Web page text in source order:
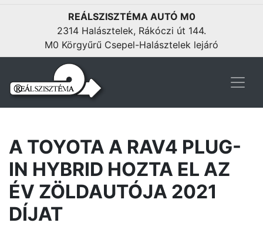
REÁLSZISZTÉMA AUTÓ M0
2314 Halásztelek, Rákóczi út 144.
M0 Körgyűrű Csepel-Halásztelek lejáró
A TOYOTA A RAV4 PLUG-
IN HYBRID HOZTA EL AZ
ÉV ZÖLDAUTÓJA 2021
DÍJAT